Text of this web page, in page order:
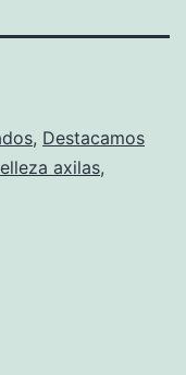
, Destacamos
axilas,